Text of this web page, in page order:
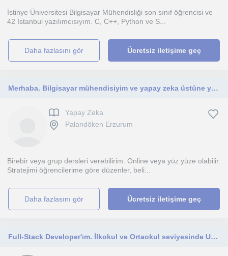
İstinye Üniversitesi Bilgisayar Mühendisliği son sınıf öğrencisi ve
42 İstanbul yazılımcısıyım. C, C++, Python ve S...
daha fazlasını gör Ücretsiz iletişime geç
Merhaba. Bilgisayar mühendisiyim ve yapay zeka üstüne yüksek lisans yapıyorum. 7 yıldır Sosyal Medya yönetimi freelance yapıyorum.
Yapay Zeka
Palandöken Erzurum
Birebir veya grup dersleri verebilirim. Online veya yüz yüze olabilir.
Stratejimi öğrencilerime göre düzenler, beli...
daha fazlasını gör Ücretsiz iletişime geç
Full-Stack Developer'ım. İlkokul ve Ortaokul seviyesinde Uygulamalı Yapay Zeka Temelleri eğitimi veriyorum